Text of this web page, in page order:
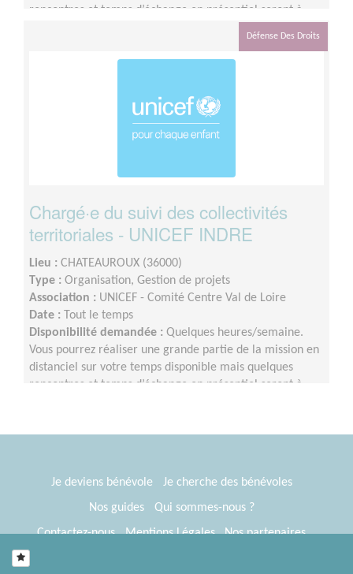
rencontres et temps d’échange en présentiel seront à
Défense Des Droits
Chargé·e du suivi des collectivités
territoriales - UNICEF INDRE
Lieu : CHATEAUROUX (36000)
Type : Organisation, Gestion de projets
Association : UNICEF - Comité Centre Val de Loire
Date :
Tout le temps
Disponibilité demandée : Quelques heures/semaine.
Vous pourrez réaliser une grande partie de la mission en
distanciel sur votre temps disponible mais quelques
rencontres et temps d’échange en présentiel seront à
Je deviens bénévole
Je cherche des bénévoles
Nos guides
Qui sommes-nous ?
Contactez-nous
Mentions Légales
Nos partenaires